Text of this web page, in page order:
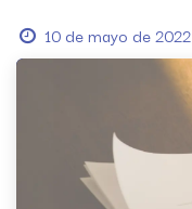
10 de mayo de 2022